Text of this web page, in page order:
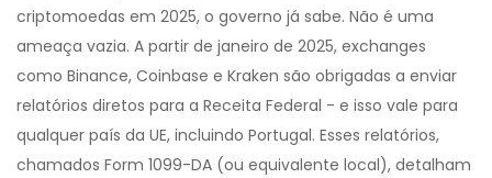
criptomoedas em 2025, o governo já sabe. Não é uma
ameaça vazia. A partir de janeiro de 2025, exchanges
como Binance, Coinbase e Kraken são obrigadas a enviar
relatórios diretos para a Receita Federal - e isso vale para
qualquer país da UE, incluindo Portugal. Esses relatórios,
chamados Form 1099-DA (ou equivalente local), detalham